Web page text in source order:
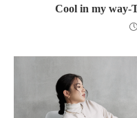
Cool in my way-